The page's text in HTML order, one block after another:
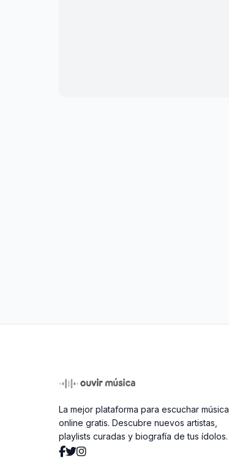
La mejor plataforma para escuchar música
online gratis. Descubre nuevos artistas,
playlists curadas y biografía de tus ídolos.